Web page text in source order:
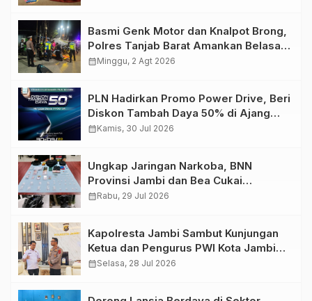
Basmi Genk Motor dan Knalpot Brong,
Polres Tanjab Barat Amankan Belasan
Kendaraan
calendar_monthMinggu, 2 Agt 2026
PLN Hadirkan Promo Power Drive, Beri
Diskon Tambah Daya 50% di Ajang
GIIAS 2026
calendar_monthKamis, 30 Jul 2026
Ungkap Jaringan Narkoba, BNN
Provinsi Jambi dan Bea Cukai
Amankan Sembilan Pelaku beserta
calendar_monthRabu, 29 Jul 2026
Kapolresta Jambi Sambut Kunjungan
Ketua dan Pengurus PWI Kota Jambi
Perkuat Sinergi dan Kolaborasi
calendar_monthSelasa, 28 Jul 2026